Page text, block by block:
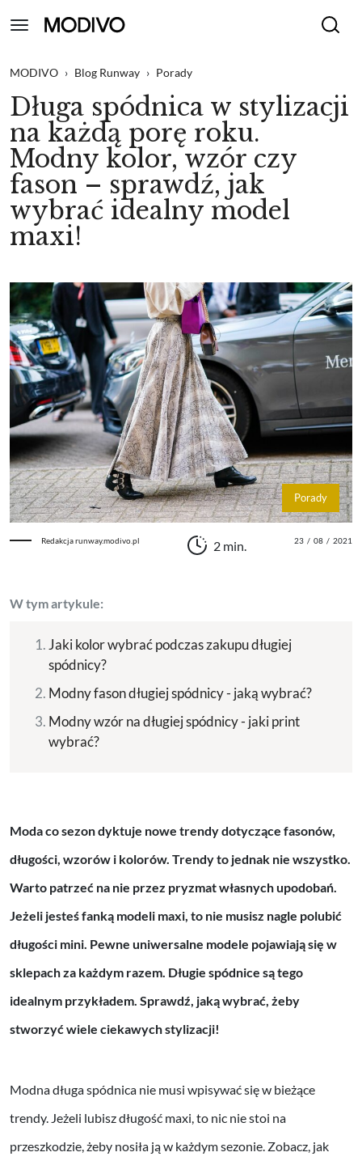
MODIVO › Blog Runway › Porady
Długa spódnica w stylizacji
na każdą porę roku.
Modny kolor, wzór czy
fason – sprawdź, jak
wybrać idealny model
maxi!
Porady
Redakcja runway.modivo.pl 2 min. 23 / 08 / 2021
W tym artykule:
Jaki kolor wybrać podczas zakupu długiej
spódnicy?
Modny fason długiej spódnicy - jaką wybrać?
Modny wzór na długiej spódnicy - jaki print
wybrać?
Moda co sezon dyktuje nowe trendy dotyczące fasonów,
długości, wzorów i kolorów. Trendy to jednak nie wszystko.
Warto patrzeć na nie przez pryzmat własnych upodobań.
Jeżeli jesteś fanką modeli maxi, to nie musisz nagle polubić
długości mini. Pewne uniwersalne modele pojawiają się w
sklepach za każdym razem. Długie spódnice są tego
idealnym przykładem. Sprawdź, jaką wybrać, żeby
stworzyć wiele ciekawych stylizacji!
Modna długa spódnica nie musi wpisywać się w bieżące
trendy. Jeżeli lubisz długość maxi, to nic nie stoi na
przeszkodzie, żeby nosiła ją w każdym sezonie. Zobacz, jak